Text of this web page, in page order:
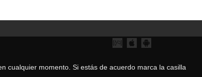
cualquier momento. Si estás de acuerdo marca la casilla